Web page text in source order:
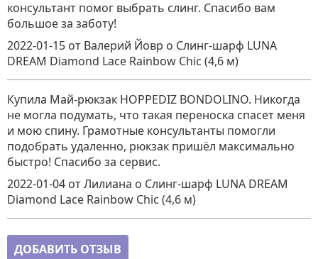
консультант помог выбрать слинг. Спасибо вам
большое за заботу!
2022-01-15 от Валерий Йовр о Слинг-шарф LUNA
DREAM Diamond Lace Rainbow Chic (4,6 м)
Купила Май-рюкзак HOPPEDIZ BONDOLINO. Никогда
не могла подумать, что такая переноска спасет меня
и мою спину. Грамотные консультанты помогли
подобрать удаленно, рюкзак пришёл максимально
быстро! Спасибо за сервис.
2022-01-04 от Лилиана о Слинг-шарф LUNA DREAM
Diamond Lace Rainbow Chic (4,6 м)
ДОБАВИТЬ ОТЗЫВ